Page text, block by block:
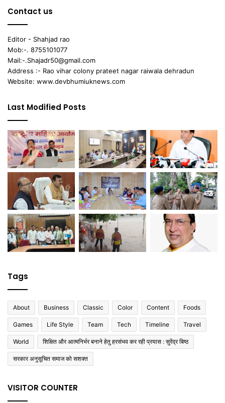
Contact us
Editor - Shahjad rao
Mob:-. 8755101077
Mail:-.Shajadr50@gmail.com
Address :- Rao vihar colony prateet nagar raiwala dehradun
Website: www.devbhumiuknews.com
Last Modified Posts
Tags
About Business Classic Color Content Foods
Games Life Style Team Tech Timeline Travel
World शिक्षित और आत्मनिर्भर बनाने हेतु हरसंभव कर रही प्रयास : सुरेंद्र बिष्ठ
सरकार अनुसूचित समाज को सशक्त
VISITOR COUNTER